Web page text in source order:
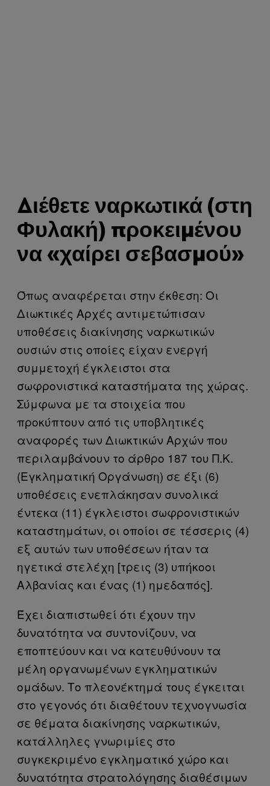
Διέθετε ναρκωτικά (στη
Φυλακή) προκειμένου
να «χαίρει σεβασμού»
Όπως αναφέρεται στην έκθεση: Οι
Διωκτικές Αρχές αντιμετώπισαν
υποθέσεις διακίνησης ναρκωτικών
ουσιών στις οποίες είχαν ενεργή
συμμετοχή έγκλειστοι στα
σωφρονιστικά καταστήματα της χώρας.
Σύμφωνα με τα στοιχεία που
προκύπτουν από τις υποβλητικές
αναφορές των Διωκτικών Αρχών που
περιλαμβάνουν το άρθρο 187 του Π.Κ.
(Εγκληματική Οργάνωση) σε έξι (6)
υποθέσεις ενεπλάκησαν συνολικά
έντεκα (11) έγκλειστοι σωφρονιστικών
καταστημάτων, οι οποίοι σε τέσσερις (4)
εξ αυτών των υποθέσεων ήταν τα
ηγετικά στελέχη [τρεις (3) υπήκοοι
Αλβανίας και ένας (1) ημεδαπός].
Έχει διαπιστωθεί ότι έχουν την
δυνατότητα να συντονίζουν, να
εποπτεύουν και να κατευθύνουν τα
μέλη οργανωμένων εγκληματικών
ομάδων. Το πλεονέκτημά τους έγκειται
στο γεγονός ότι διαθέτουν τεχνογνωσία
σε θέματα διακίνησης ναρκωτικών,
κατάλληλες γνωριμίες στο
συγκεκριμένο εγκληματικό χώρο και
δυνατότητα στρατολόγησης διαθέσιμων